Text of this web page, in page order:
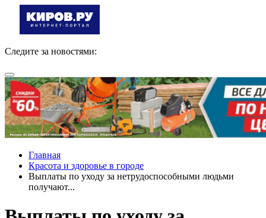
Следите за новостями:
Главная
Красота и здоровье в городе
Выплаты по уходу за нетрудоспособными людьми
получают...